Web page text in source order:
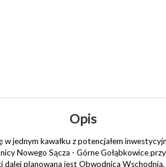
Opis
w jednym kawałku z potencjałem
Nowego Sącza - Górne Gołąbkowice
dalej planowana jest Obwodnica